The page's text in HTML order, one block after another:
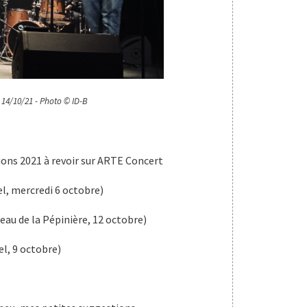
10/21 - Photo © ID-B
2021 à revoir sur ARTE Concert
mercredi 6 octobre)
de la Pépinière, 12 octobre)
9 octobre)